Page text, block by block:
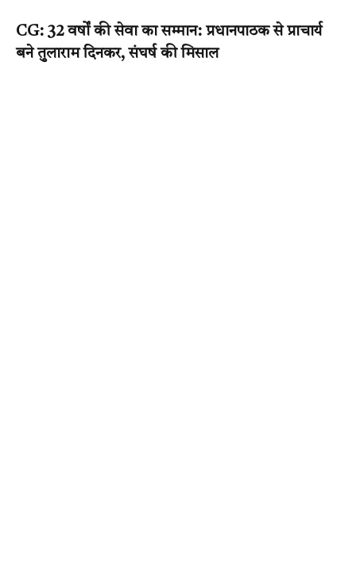
CG: 32 वर्षों की सेवा का सम्मान: प्रधानपाठक से प्राचार्य
बने तुलाराम दिनकर, संघर्ष की मिसाल